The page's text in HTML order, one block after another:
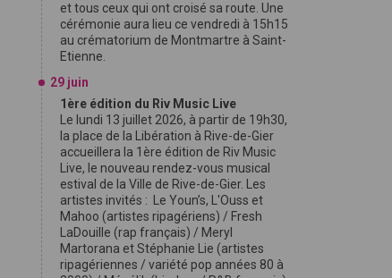
et tous ceux qui ont croisé sa route. Une
cérémonie aura lieu ce vendredi à 15h15
au crématorium de Montmartre à Saint-
Etienne.
29 juin
1ère édition du Riv Music Live
Le lundi 13 juillet 2026, à partir de 19h30,
la place de la Libération à Rive-de-Gier
accueillera la 1ère édition de Riv Music
Live, le nouveau rendez-vous musical
estival de la Ville de Rive-de-Gier. Les
artistes invités : Le Youn’s, L'Ouss et
Mahoo (artistes ripagériens) / Fresh
LaDouille (rap français) / Meryl
Martorana et Stéphanie Lie (artistes
ripagériennes / variété pop années 80 à